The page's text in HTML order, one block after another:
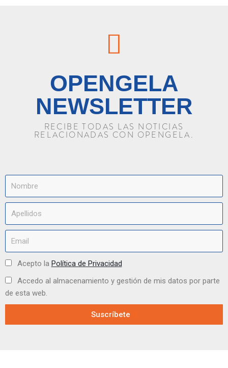
OPENGELA
NEWSLETTER
RECIBE TODAS LAS NOTICIAS
RELACIONADAS CON OPENGELA.
Acepto la Política de Privacidad
Accedo al almacenamiento y gestión de mis datos por parte
de esta web.
Suscríbete